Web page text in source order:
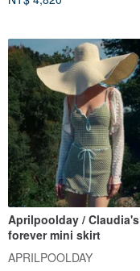
Aprilpoolday / Claudia's
forever mini skirt
APRILPOOLDAY